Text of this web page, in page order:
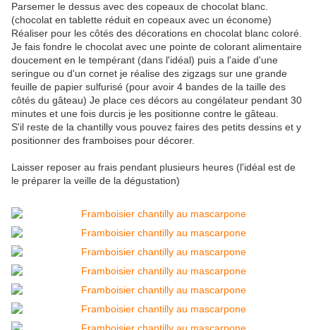
Parsemer le dessus avec des copeaux de chocolat blanc.
(chocolat en tablette réduit en copeaux avec un économe)
Réaliser pour les côtés des décorations en chocolat blanc coloré.
Je fais fondre le chocolat avec une pointe de colorant alimentaire
doucement en le tempérant (dans l'idéal) puis a l'aide d'une
seringue ou d'un cornet je réalise des zigzags sur une grande
feuille de papier sulfurisé (pour avoir 4 bandes de la taille des
côtés du gâteau) Je place ces décors au congélateur pendant 30
minutes et une fois durcis je les positionne contre le gâteau.
S'il reste de la chantilly vous pouvez faires des petits dessins et y
positionner des framboises pour décorer.
Laisser reposer au frais pendant plusieurs heures (l'idéal est de
le préparer la veille de la dégustation)